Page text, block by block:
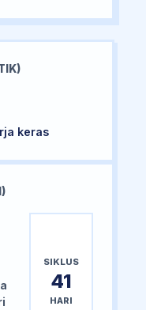
keras
SIKLUS
41
HARI